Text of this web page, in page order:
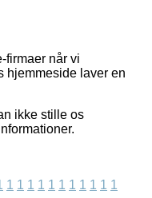
firmaer når vi
hjemmeside laver en
ikke stille os
1 1 1 1 1 1 1 1 1 1 1